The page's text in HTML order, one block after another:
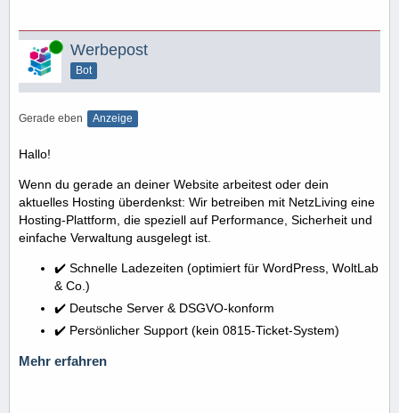
Online Werbepost
Bot
Gerade eben Anzeige
Hallo!
Wenn du gerade an deiner Website arbeitest oder dein
aktuelles Hosting überdenkst: Wir betreiben mit NetzLiving eine
Hosting-Plattform, die speziell auf Performance, Sicherheit und
einfache Verwaltung ausgelegt ist.
✔️ Schnelle Ladezeiten (optimiert für WordPress, WoltLab
& Co.)
✔️ Deutsche Server & DSGVO-konform
✔️ Persönlicher Support (kein 0815-Ticket-System)
Mehr erfahren